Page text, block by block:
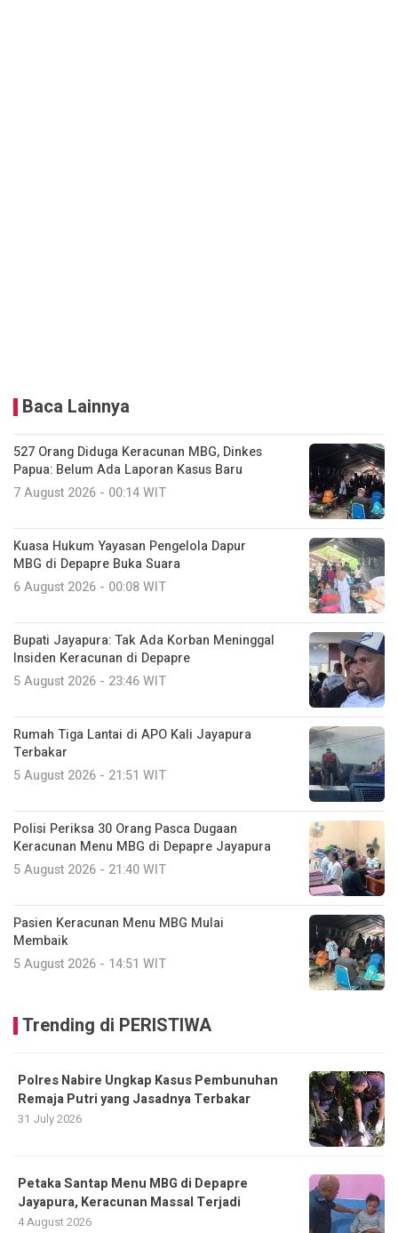
Baca Lainnya
527 Orang Diduga Keracunan MBG, Dinkes
Papua: Belum Ada Laporan Kasus Baru
7 August 2026 - 00:14 WIT
Kuasa Hukum Yayasan Pengelola Dapur
MBG di Depapre Buka Suara
6 August 2026 - 00:08 WIT
Bupati Jayapura: Tak Ada Korban Meninggal
Insiden Keracunan di Depapre
5 August 2026 - 23:46 WIT
Rumah Tiga Lantai di APO Kali Jayapura
Terbakar
5 August 2026 - 21:51 WIT
Polisi Periksa 30 Orang Pasca Dugaan
Keracunan Menu MBG di Depapre Jayapura
5 August 2026 - 21:40 WIT
Pasien Keracunan Menu MBG Mulai
Membaik
5 August 2026 - 14:51 WIT
Trending di PERISTIWA
Polres Nabire Ungkap Kasus Pembunuhan
Remaja Putri yang Jasadnya Terbakar
31 July 2026
Petaka Santap Menu MBG di Depapre
Jayapura, Keracunan Massal Terjadi
4 August 2026